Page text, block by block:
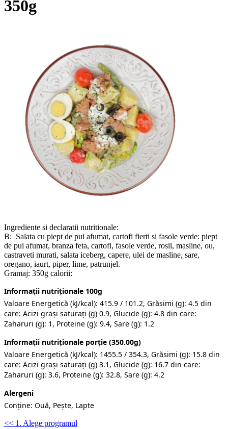
350g
Ingrediente si declaratii nutritionale:
B: Salata cu piept de pui afumat, cartofi fierti si fasole verde: piept
de pui afumat, branza feta, cartofi, fasole verde, rosii, masline, ou,
castraveti murati, salata iceberg, capere, ulei de masline, sare,
oregano, iaurt, piper, lime, patrunjel.
Gramaj: 350g calorii:
Informații nutriționale 100g
Valoare Energetică (kJ/kcal): 415.9 / 101.2, Grăsimi (g): 4.5 din
care: Acizi grași saturați (g) 0.9, Glucide (g): 4.8 din care:
Zaharuri (g): 1, Proteine (g): 9.4, Sare (g): 1.2
Informații nutriționale porție (350.00g)
Valoare Energetică (kJ/kcal): 1455.5 / 354.3, Grăsimi (g): 15.8 din
care: Acizi grași saturați (g) 3.1, Glucide (g): 16.7 din care:
Zaharuri (g): 3.6, Proteine (g): 32.8, Sare (g): 4.2
Alergeni
Conține: Ouă, Pește, Lapte
<< 1. Alege programul